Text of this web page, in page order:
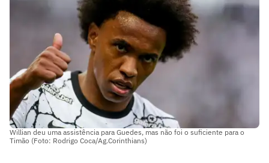
Willian deu uma assistência para Guedes, mas não foi o suficiente para o
Timão (Foto: Rodrigo Coca/Ag.Corinthians)